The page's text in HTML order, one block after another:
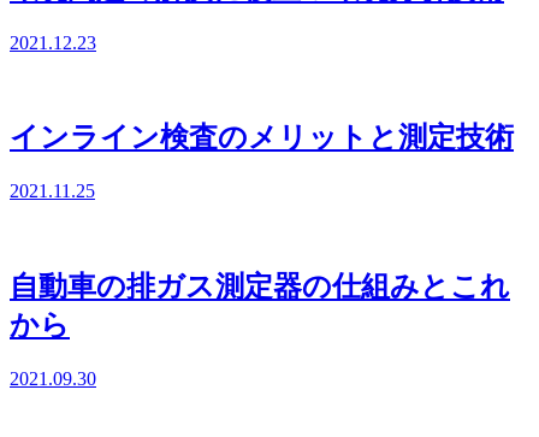
2021.12.23
インライン検査のメリットと測定技術
2021.11.25
自動車の排ガス測定器の仕組みとこれ
から
2021.09.30